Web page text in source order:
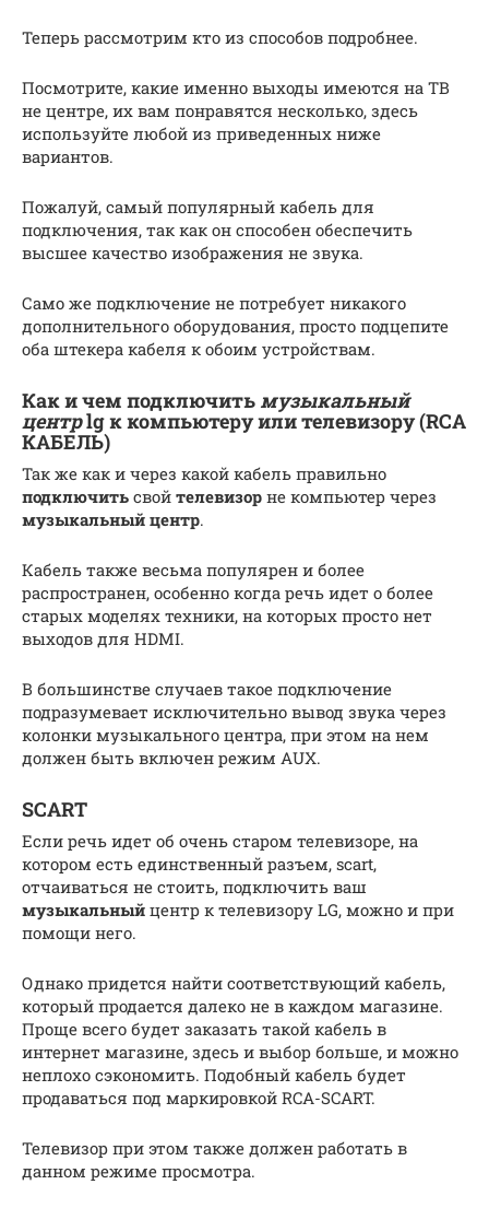
Теперь рассмотрим кто из способов подробнее.
Посмотрите, какие именно выходы имеются на ТВ
не центре, их вам понравятся несколько, здесь
используйте любой из приведенных ниже
вариантов.
Пожалуй, самый популярный кабель для
подключения, так как он способен обеспечить
высшее качество изображения не звука.
Само же подключение не потребует никакого
дополнительного оборудования, просто подцепите
оба штекера кабеля к обоим устройствам.
Как и чем подключить музыкальный
центрlg к компьютеру или телевизору (RCA
КАБЕЛЬ)
Так же как и через какой кабель правильно
подключить свой телевизор не компьютер через
музыкальный центр.
Кабель также весьма популярен и более
распространен, особенно когда речь идет о более
старых моделях техники, на которых просто нет
выходов для HDMI.
В большинстве случаев такое подключение
подразумевает исключительно вывод звука через
колонки музыкального центра, при этом на нем
должен быть включен режим AUX.
SCART
Если речь идет об очень старом телевизоре, на
котором есть единственный разъем, scart,
отчаиваться не стоить, подключить ваш
музыкальный центр к телевизору LG, можно и при
помощи него.
Однако придется найти соответствующий кабель,
который продается далеко не в каждом магазине.
Проще всего будет заказать такой кабель в
интернет магазине, здесь и выбор больше, и можно
неплохо сэкономить. Подобный кабель будет
продаваться под маркировкой RCA-SCART.
Телевизор при этом также должен работать в
данном режиме просмотра.